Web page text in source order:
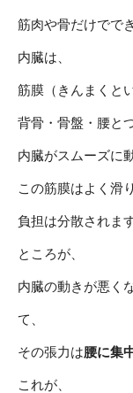
筋肉や骨だけでで
内臓は、
筋膜（きんまくと
背骨・骨盤・腰と
内臓がスムーズに
この筋膜はよく滑り
負担は分散されます
ところが、
内臓の動きが悪く
て、
その張力は腰に集
これが、